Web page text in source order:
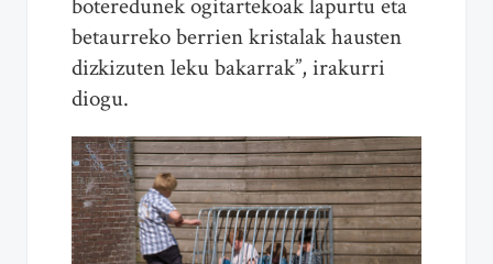
boteredunek ogitartekoak lapurtu eta
betaurreko berrien kristalak hausten
dizkizuten leku bakarrak”, irakurri
diogu.